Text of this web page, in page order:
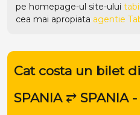
pe homepage-ul site-ului
cea mai apropiata agentie
Cat costa un bilet
SPANIA ⥂ SPANIA -